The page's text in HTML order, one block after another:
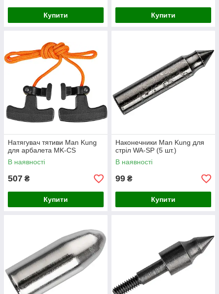
Купити Купити
Натягувач тятиви Man Kung
для арбалета MK-CS
В наявності
507 ₴
Купити
Наконечники Man Kung для
стріл WA-SP (5 шт.)
В наявності
99 ₴
Купити